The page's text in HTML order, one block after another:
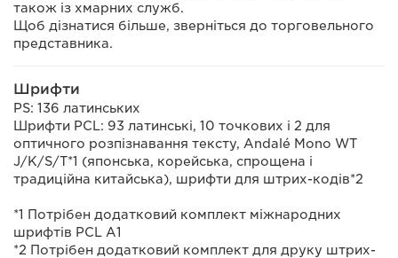
також із хмарних служб.
Щоб дізнатися більше, зверніться до торговельного
представника.
Шрифти
PS: 136 латинських
Шрифти PCL: 93 латинські, 10 точкових і 2 для
оптичного розпізнавання тексту, Andalé Mono WT
J/K/S/T*1 (японська, корейська, спрощена і
традиційна китайська), шрифти для штрих-кодів*2
*1 Потрібен додатковий комплект міжнародних
шрифтів PCL А1
*2 Потрібен додатковий комплект для друку штрих-